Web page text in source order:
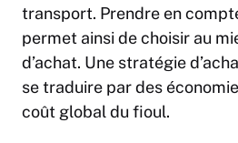
transport. Prendre en
permet ainsi de choisir au
d’achat. Une stratégie
se traduire par des
coût global du fioul.